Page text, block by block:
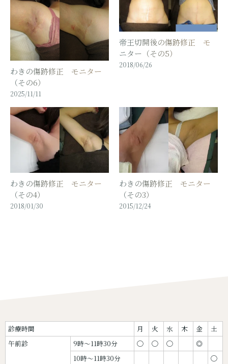
わきの傷跡修正 モニター
（その6）
2025/11/11
帝王切開後の傷跡修正 モ
ニター（その5）
2018/06/26
わきの傷跡修正 モニター
（その4）
2018/01/30
わきの傷跡修正 モニター
（その3）
2015/12/24
診療時間 月 火 水 木 金
土
午前診
9時〜11時30分 ◯ ◯ ◯
◎
10時〜11時30分
◯